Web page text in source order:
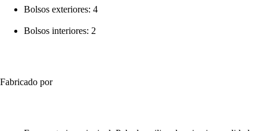
Bolsos exteriores: 4
Bolsos interiores: 2
Fabricado por